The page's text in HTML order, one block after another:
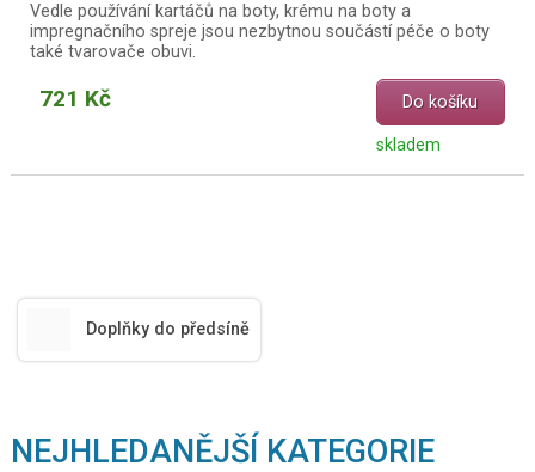
Vedle používání kartáčů na boty, krému na boty a
impregnačního spreje jsou nezbytnou součástí péče o boty
také tvarovače obuvi.
721 Kč Do košíku
skladem
Doplňky do předsíně
NEJHLEDANĚJŠÍ KATEGORIE